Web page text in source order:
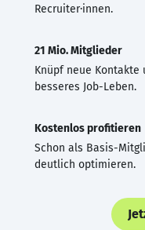
Recruiter·innen.
21 Mio. Mitglieder
Knüpf neue
besseres Job-Leben.
Kostenlos profitieren
Schon als Basis-
deutlich optimieren.